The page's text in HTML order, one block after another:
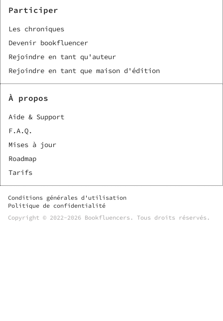
Participer
Les chroniques
Devenir bookfluencer
Rejoindre en tant qu'auteur
Rejoindre en tant que maison d'édition
À propos
Aide & Support
F.A.Q.
Mises à jour
Roadmap
Tarifs
Conditions générales d'utilisation
Politique de confidentialité
Copyright © 2022-2026 Bookfluencers . Tous droits réservés.